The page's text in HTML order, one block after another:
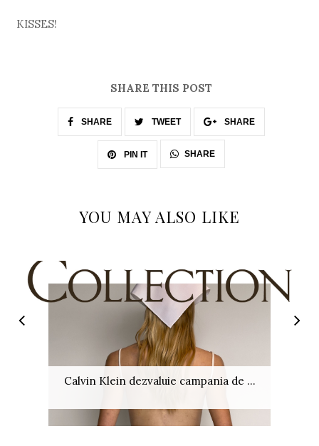
KISSES!
SHARE THIS POST
SHARE TWEET SHARE
PIN IT SHARE
YOU MAY ALSO LIKE
Calvin Klein dezvaluie campania de ...